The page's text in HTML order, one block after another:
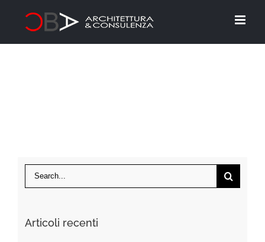
content
Articoli recenti